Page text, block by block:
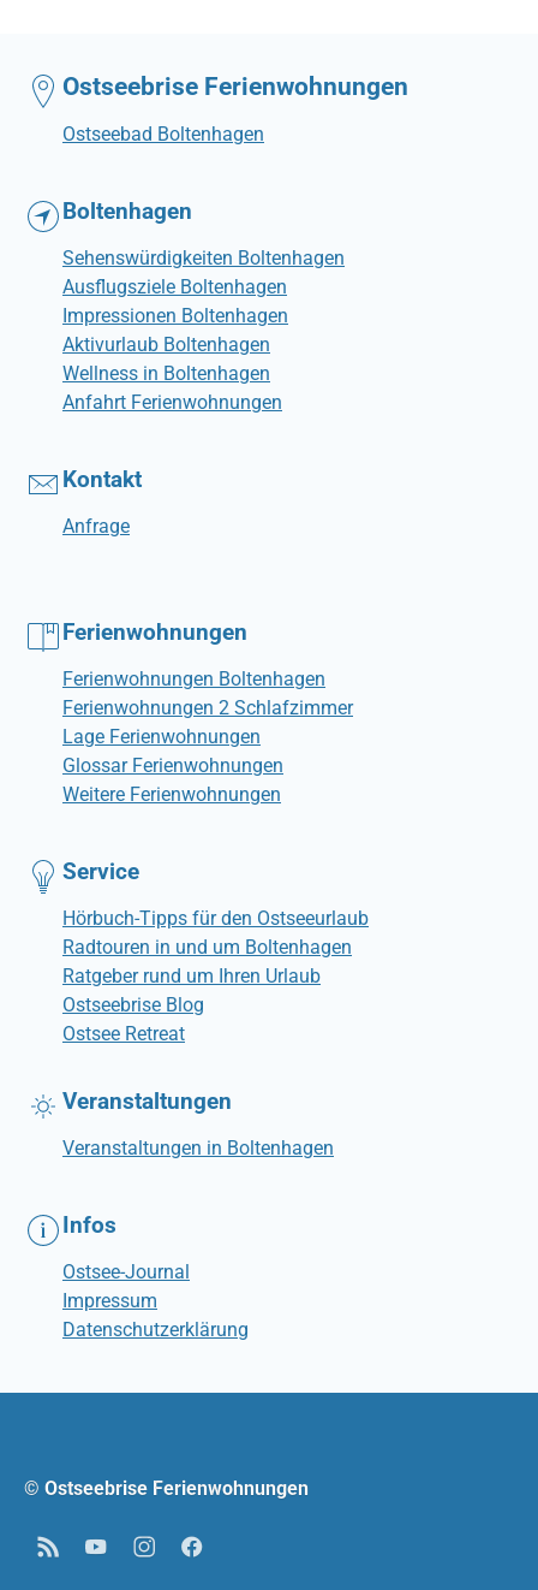
Ostseebrise Ferienwohnungen
Ostseebad Boltenhagen
Boltenhagen
Sehenswürdigkeiten Boltenhagen
Ausflugsziele Boltenhagen
Impressionen Boltenhagen
Aktivurlaub Boltenhagen
Wellness in Boltenhagen
Anfahrt Ferienwohnungen
Kontakt
Anfrage
Ferienwohnungen
Ferienwohnungen Boltenhagen
Ferienwohnungen 2 Schlafzimmer
Lage Ferienwohnungen
Glossar Ferienwohnungen
Weitere Ferienwohnungen
Service
Hörbuch-Tipps für den Ostseeurlaub
Radtouren in und um Boltenhagen
Ratgeber rund um Ihren Urlaub
Ostseebrise Blog
Ostsee Retreat
Veranstaltungen
Veranstaltungen in Boltenhagen
Infos
Ostsee-Journal
Impressum
Datenschutzerklärung
© Ostseebrise Ferienwohnungen
RSS YouTubeInstagramFacebook